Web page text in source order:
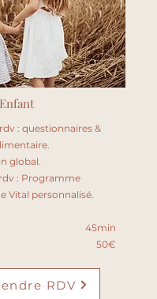
: questionnaires &
global.
: Programme
Vital personnalisé.
45min
50€
RDV